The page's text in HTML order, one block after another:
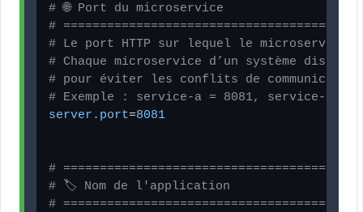
# 🌐 Port du microservice
#
# Le port HTTP sur lequel le microservice
# Chaque microservice d’un système
# pour éviter les conflits de
# Exemple : service-a = 8081, service-b =
server.port=8081
#
# 🏷️ Nom de l'application
#